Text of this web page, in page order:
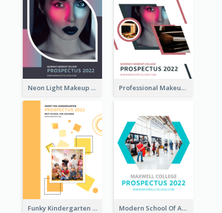
Neon Light Makeup School Prospectus Professional Makeup School Prospectus
Funky Kindergarten Prospectus Modern School Of Art Prospectus